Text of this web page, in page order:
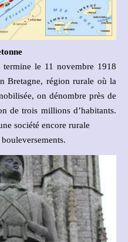
le 11 novembre 1918
Bretagne, région rurale où la
on dénombre près de
de trois millions d’habitants.
société encore rurale